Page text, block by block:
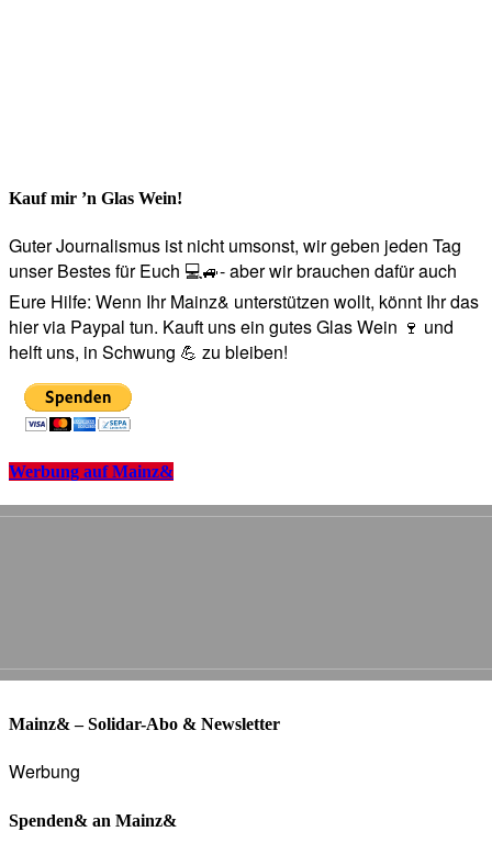
Kauf mir ’n Glas Wein!
Guter Journalismus ist nicht umsonst, wir geben jeden Tag
unser Bestes für Euch 💻🚙- aber wir brauchen dafür auch
Eure Hilfe: Wenn Ihr Mainz& unterstützen wollt, könnt Ihr das
hier via Paypal tun. Kauft uns ein gutes Glas Wein 🍷 und
helft uns, in Schwung 💪 zu bleiben!
Werbung auf Mainz&
Mainz& – Solidar-Abo & Newsletter
Werbung
Spenden& an Mainz&